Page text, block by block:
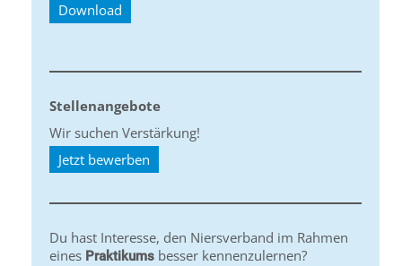
Download
Stellenangebote
Wir suchen Verstärkung!
Jetzt bewerben
Du hast Interesse, den Niersverband im Rahmen
eines Praktikums besser kennenzulernen?